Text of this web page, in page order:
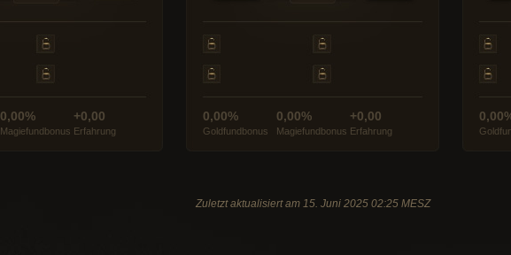
0,00%
Magiefundbonus
+0,00
Erfahrung
0,00%
Goldfundbonus
0,00%
Magiefundbonus
+0,00
Erfahrung
Zuletzt aktualisiert am 15. Juni 2025 02:25 MESZ